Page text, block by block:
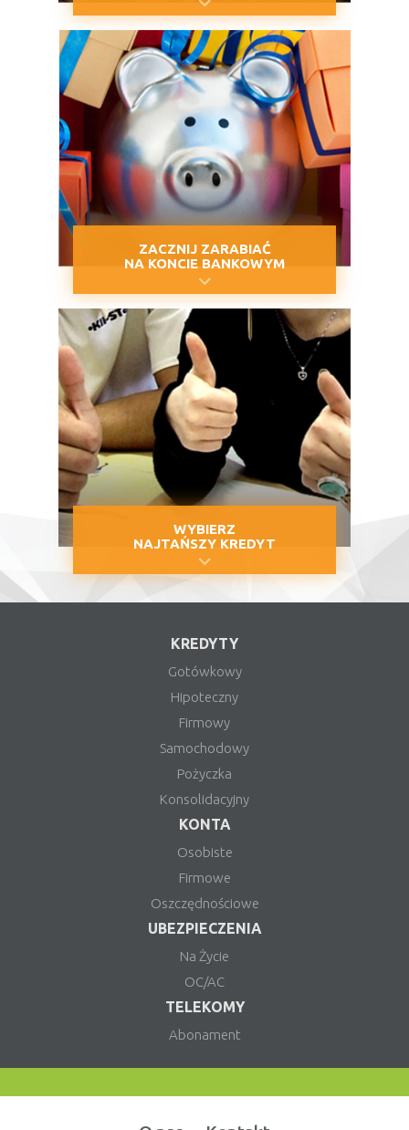
ZACZNIJ ZARABIAĆ
NA KONCIE BANKOWYM
WYBIERZ
NAJTAŃSZY KREDYT
KREDYTY
Gotówkowy
Hipoteczny
Firmowy
Samochodowy
Pożyczka
Konsolidacyjny
KONTA
Osobiste
Firmowe
Oszczędnościowe
UBEZPIECZENIA
Na Życie
OC/AC
TELEKOMY
Abonament